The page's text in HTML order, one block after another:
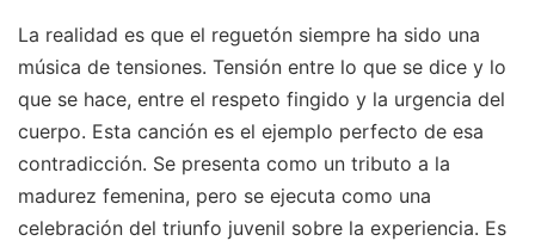
La realidad es que el reguetón siempre ha sido una
música de tensiones. Tensión entre lo que se dice y lo
que se hace, entre el respeto fingido y la urgencia del
cuerpo. Esta canción es el ejemplo perfecto de esa
contradicción. Se presenta como un tributo a la
madurez femenina, pero se ejecuta como una
celebración del triunfo juvenil sobre la experiencia. Es